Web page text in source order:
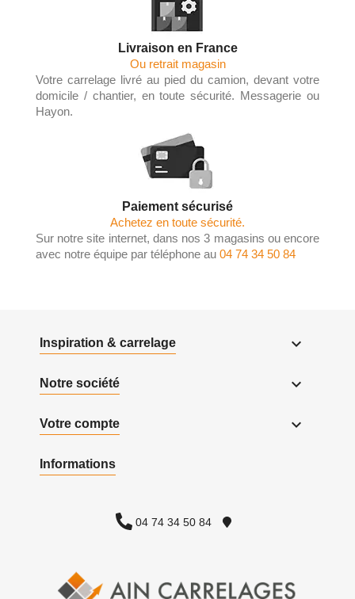
Livraison en France
Ou retrait magasin
Votre carrelage livré au pied du camion, devant votre
domicile / chantier, en toute sécurité. Messagerie ou
Hayon.
Paiement sécurisé
Achetez en toute sécurité.
Sur notre site internet, dans nos 3 magasins ou encore
avec notre équipe par téléphone au 04 74 34 50 84
Inspiration & carrelage 
Notre société 
Votre compte 
Informations
04 74 34 50 84